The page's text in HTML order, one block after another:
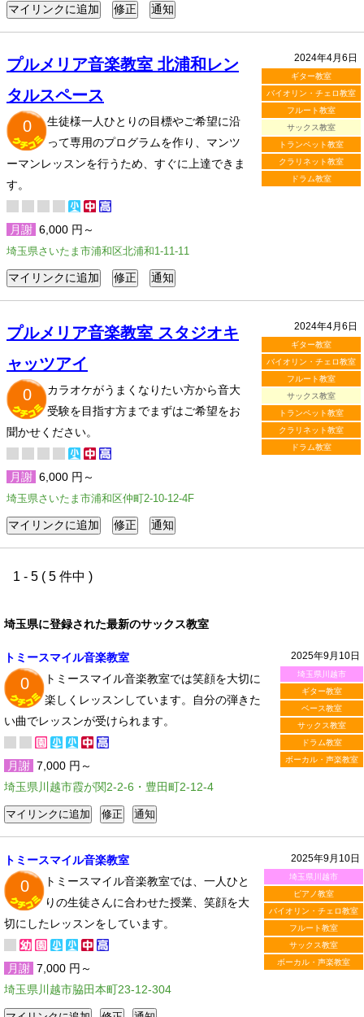
2024年4月6日
ギター教室
バイオリン・チェロ教室
フルート教室
サックス教室
トランペット教室
クラリネット教室
ドラム教室
プルメリア音楽教室 北浦和レン
タルスペース
0
生徒様一人ひとりの目標やご希望に沿
って専用のプログラムを作り、マンツ
ーマンレッスンを行うため、すぐに上達できま
す。
月謝 6,000 円～
埼玉県さいたま市浦和区北浦和1-11-11
2024年4月6日
ギター教室
バイオリン・チェロ教室
フルート教室
サックス教室
トランペット教室
クラリネット教室
ドラム教室
プルメリア音楽教室 スタジオキ
ャッツアイ
0
カラオケがうまくなりたい方から音大
受験を目指す方までまずはご希望をお
聞かせください。
月謝 6,000 円～
埼玉県さいたま市浦和区仲町2-10-12-4F
1 - 5 ( 5 件中 )
埼玉県に登録された最新のサックス教室
2025年9月10日
埼玉県川越市
ギター教室
ベース教室
サックス教室
ドラム教室
ボーカル・声楽教室
トミースマイル音楽教室
0
トミースマイル音楽教室では笑顔を大切に
楽しくレッスンしています。自分の弾きた
い曲でレッスンが受けられます。
月謝 7,000 円～
埼玉県川越市霞が関2-2-6・豊田町2-12-4
2025年9月10日
埼玉県川越市
ピアノ教室
バイオリン・チェロ教室
フルート教室
サックス教室
ボーカル・声楽教室
トミースマイル音楽教室
0
トミースマイル音楽教室では、一人ひと
りの生徒さんに合わせた授業、笑顔を大
切にしたレッスンをしています。
月謝 7,000 円～
埼玉県川越市脇田本町23-12-304